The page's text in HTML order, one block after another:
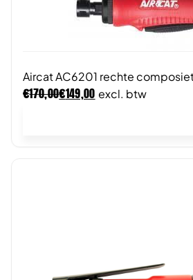
Aircat AC6201 rechte
€170,00€149,00 excl. btw